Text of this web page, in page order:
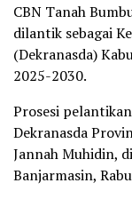
CBN Tanah
dilantik sebagai
(Dekranasda)
2025-2030.
Prosesi
Dekranasda
Jannah Muhidin,
Banjarmasin,